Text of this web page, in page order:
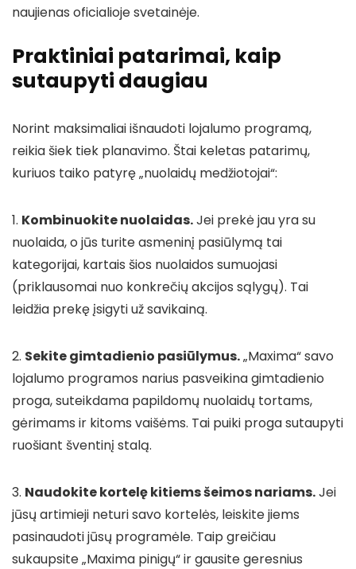
naujienas oficialioje svetainėje.
Praktiniai patarimai, kaip
sutaupyti daugiau
Norint maksimaliai išnaudoti lojalumo programą,
reikia šiek tiek planavimo. Štai keletas patarimų,
kuriuos taiko patyrę „nuolaidų medžiotojai“:
1. Kombinuokite nuolaidas.Jei prekė jau yra su
nuolaida, o jūs turite asmeninį pasiūlymą tai
kategorijai, kartais šios nuolaidos sumuojasi
(priklausomai nuo konkrečių akcijos sąlygų). Tai
leidžia prekę įsigyti už savikainą.
2. Sekite gimtadienio pasiūlymus.„Maxima“ savo
lojalumo programos narius pasveikina gimtadienio
proga, suteikdama papildomų nuolaidų tortams,
gėrimams ir kitoms vaišėms. Tai puiki proga sutaupyti
ruošiant šventinį stalą.
3. Naudokite kortelę kitiems šeimos nariams.Jei
jūsų artimieji neturi savo kortelės, leiskite jiems
pasinaudoti jūsų programėle. Taip greičiau
sukaupsite „Maxima pinigų“ ir gausite geresnius